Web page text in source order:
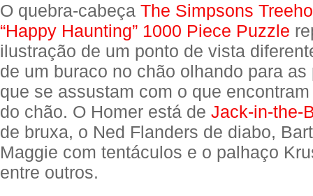
O quebra-cabeça The Simpsons
“Happy Haunting” 1000 Piece Puzzle
ilustração de um ponto de vista
de um buraco no chão olhando para as
que se assustam com o que
do chão. O Homer está de Jack-in-the-
de bruxa, o Ned Flanders de diabo,
Maggie com tentáculos e o palhaço
entre outros.